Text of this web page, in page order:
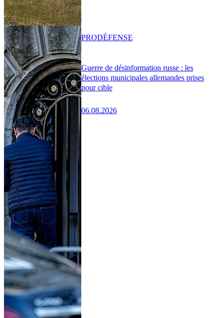
Guerre de désinformation russe : les
élections municipales allemandes prises
pour cible
06.08.2026
PRODÉFENSE